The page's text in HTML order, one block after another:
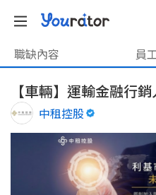
職缺內容 員
【車輛】運輸金融行銷
中租控股